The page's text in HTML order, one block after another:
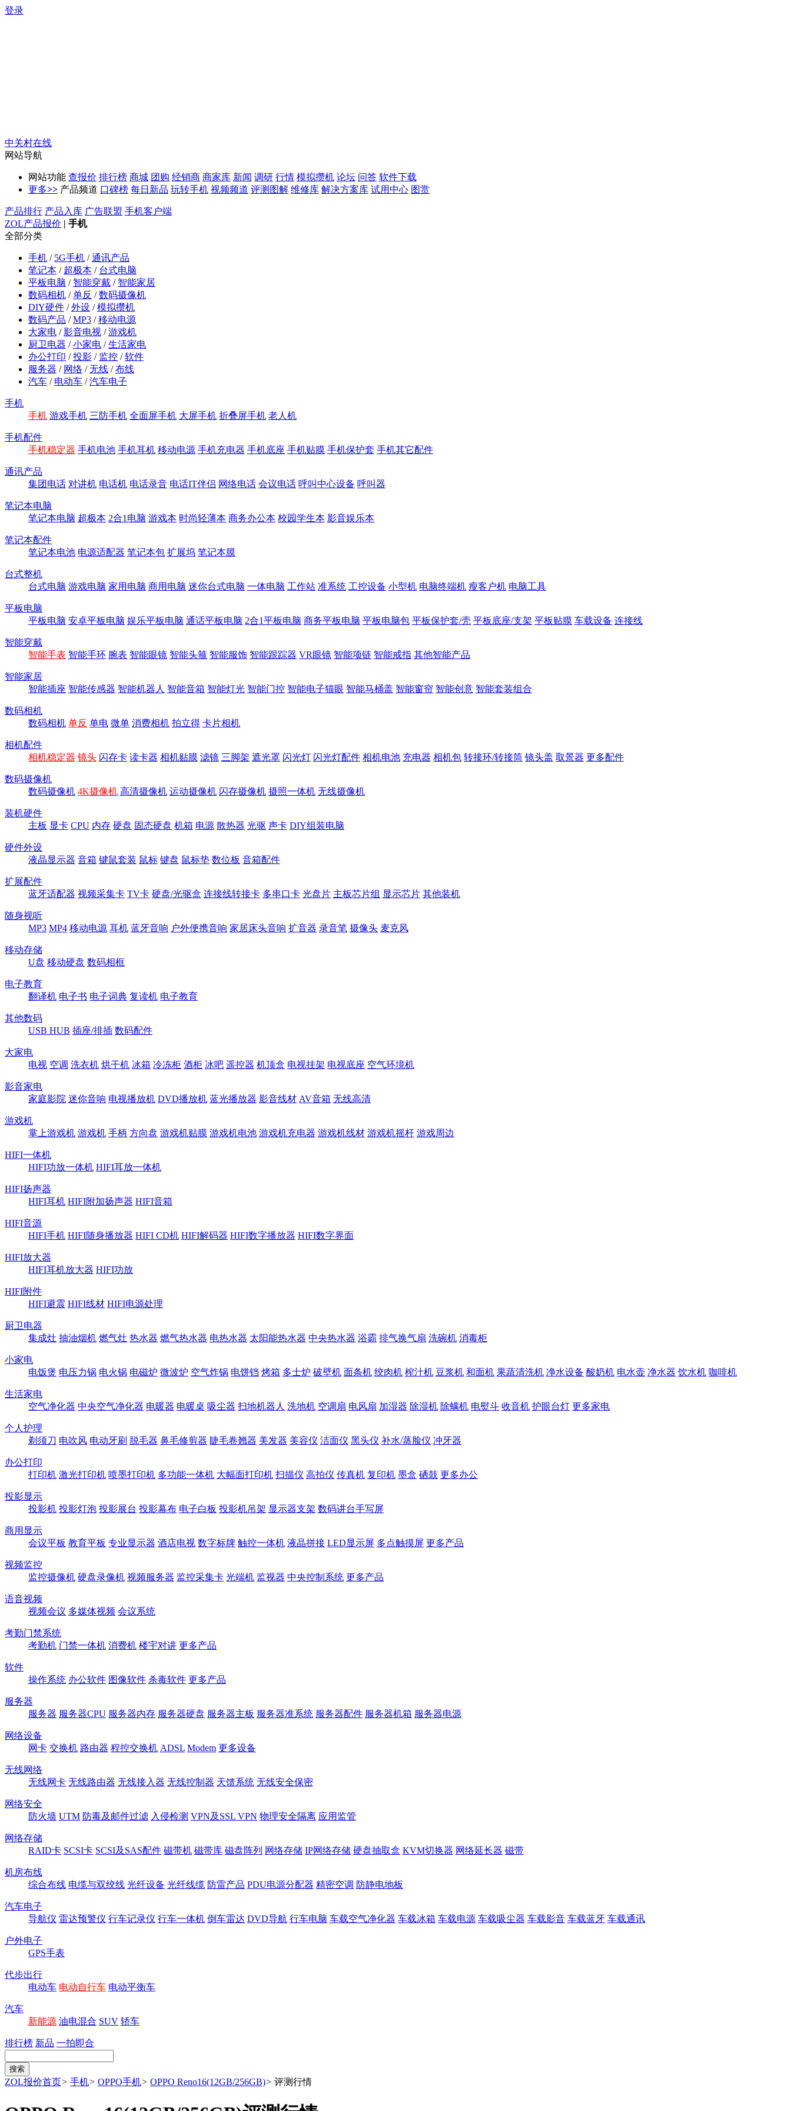
登录
中关村在线
网站导航
网站功能 查报价 排行榜 商城 团购 经销商 商家库 新闻 调研 行情 模拟攒机 论坛 问答 软件下载
更多>> 产品频道 口碑榜 每日新品 玩转手机 视频频道 评测图解 维修库 解决方案库 试用中心 图赏
产品排行 产品入库 广告联盟 手机客户端
ZOL产品报价 | 手机
全部分类
手机 / 5G手机 /通讯产品
笔记本 / 超极本 / 台式电脑
平板电脑 / 智能穿戴 / 智能家居
数码相机 /单反 /数码摄像机
DIY硬件 /外设 /模拟攒机
数码产品 /MP3 /移动电源
大家电 /影音电视 /游戏机
厨卫电器 /小家电 /生活家电
办公打印 /投影 / 监控 /软件
服务器 / 网络 /无线 /布线
汽车 / 电动车 /汽车电子
手机
手机 游戏手机 三防手机 全面屏手机 大屏手机 折叠屏手机 老人机
手机配件
手机稳定器 手机电池 手机耳机 移动电源 手机充电器 手机底座 手机贴膜 手机保护套 手机其它配件
通讯产品
集团电话 对讲机 电话机 电话录音 电话IT伴侣 网络电话 会议电话 呼叫中心设备 呼叫器
笔记本电脑
笔记本电脑 超极本 2合1电脑 游戏本 时尚轻薄本 商务办公本 校园学生本 影音娱乐本
笔记本配件
笔记本电池 电源适配器 笔记本包 扩展坞 笔记本膜
台式整机
台式电脑 游戏电脑 家用电脑 商用电脑 迷你台式电脑 一体电脑 工作站 准系统 工控设备 小型机 电脑终端机 瘦客户机 电脑工具
平板电脑
平板电脑 安卓平板电脑 娱乐平板电脑 通话平板电脑 2合1平板电脑 商务平板电脑 平板电脑包 平板保护套/壳 平板底座/支架 平板贴膜 车载设备 连接线
智能穿戴
智能手表 智能手环 腕表 智能眼镜 智能头箍 智能服饰 智能跟踪器 VR眼镜 智能项链 智能戒指 其他智能产品
智能家居
智能插座 智能传感器 智能机器人 智能音箱 智能灯光 智能门控 智能电子猫眼 智能马桶盖 智能窗帘 智能创意 智能套装组合
数码相机
数码相机 单反 单电 微单 消费相机 拍立得 卡片相机
相机配件
相机稳定器 镜头 闪存卡 读卡器 相机贴膜 滤镜 三脚架 遮光罩 闪光灯 闪光灯配件 相机电池 充电器 相机包 转接环/转接筒 镜头盖 取景器 更多配件
数码摄像机
数码摄像机 4K摄像机 高清摄像机 运动摄像机 闪存摄像机 摄照一体机 无线摄像机
装机硬件
主板 显卡 CPU 内存 硬盘 固态硬盘 机箱 电源 散热器 光驱 声卡 DIY组装电脑
硬件外设
液晶显示器 音箱 键鼠套装 鼠标 键盘 鼠标垫 数位板 音箱配件
扩展配件
蓝牙适配器 视频采集卡 TV卡 硬盘/光驱盒 连接线转接卡 多串口卡 光盘片 主板芯片组 显示芯片 其他装机
随身视听
MP3 MP4 移动电源 耳机 蓝牙音响 户外便携音响 家居床头音响 扩音器 录音笔 摄像头 麦克风
移动存储
U盘 移动硬盘 数码相框
电子教育
翻译机 电子书 电子词典 复读机 电子教育
其他数码
USB HUB 插座/排插 数码配件
大家电
电视 空调 洗衣机 烘干机 冰箱 冷冻柜 酒柜 冰吧 遥控器 机顶盒 电视挂架 电视底座 空气环境机
影音家电
家庭影院 迷你音响 电视播放机 DVD播放机 蓝光播放器 影音线材 AV音箱 无线高清
游戏机
掌上游戏机 游戏机 手柄 方向盘 游戏机贴膜 游戏机电池 游戏机充电器 游戏机线材 游戏机摇杆 游戏周边
HIFI一体机
HIFI功放一体机 HIFI耳放一体机
HIFI扬声器
HIFI耳机 HIFI附加扬声器 HIFI音箱
HIFI音源
HIFI手机 HIFI随身播放器 HIFI CD机 HIFI解码器 HIFI数字播放器 HIFI数字界面
HIFI放大器
HIFI耳机放大器 HIFI功放
HIFI附件
HIFI避震 HIFI线材 HIFI电源处理
厨卫电器
集成灶 抽油烟机 燃气灶 热水器 燃气热水器 电热水器 太阳能热水器 中央热水器 浴霸 排气换气扇 洗碗机 消毒柜
小家电
电饭煲 电压力锅 电火锅 电磁炉 微波炉 空气炸锅 电饼铛 烤箱 多士炉 破壁机 面条机 绞肉机 榨汁机 豆浆机 和面机 果蔬清洗机 净水设备 酸奶机 电水壶 净水器 饮水机 咖啡机
生活家电
空气净化器 中央空气净化器 电暖器 电暖桌 吸尘器 扫地机器人 洗地机 空调扇 电风扇 加湿器 除湿机 除螨机 电熨斗 收音机 护眼台灯 更多家电
个人护理
剃须刀 电吹风 电动牙刷 脱毛器 鼻毛修剪器 睫毛卷翘器 美发器 美容仪 洁面仪 黑头仪 补水/蒸脸仪 冲牙器
办公打印
打印机 激光打印机 喷墨打印机 多功能一体机 大幅面打印机 扫描仪 高拍仪 传真机 复印机 墨盒 硒鼓 更多办公
投影显示
投影机 投影灯泡 投影展台 投影幕布 电子白板 投影机吊架 显示器支架 数码讲台手写屏
商用显示
会议平板 教育平板 专业显示器 酒店电视 数字标牌 触控一体机 液晶拼接 LED显示屏 多点触摸屏 更多产品
视频监控
监控摄像机 硬盘录像机 视频服务器 监控采集卡 光端机 监视器 中央控制系统 更多产品
语音视频
视频会议 多媒体视频 会议系统
考勤门禁系统
考勤机 门禁一体机 消费机 楼宇对讲 更多产品
软件
操作系统 办公软件 图像软件 杀毒软件 更多产品
服务器
服务器 服务器CPU 服务器内存 服务器硬盘 服务器主板 服务器准系统 服务器配件 服务器机箱 服务器电源
网络设备
网卡 交换机 路由器 程控交换机 ADSL Modem 更多设备
无线网络
无线网卡 无线路由器 无线接入器 无线控制器 天馈系统 无线安全保密
网络安全
防火墙 UTM 防毒及邮件过滤 入侵检测 VPN及SSL VPN 物理安全隔离 应用监管
网络存储
RAID卡 SCSI卡 SCSI及SAS配件 磁带机 磁带库 磁盘阵列 网络存储 IP网络存储 硬盘抽取盒 KVM切换器 网络延长器 磁带
机房布线
综合布线 电缆与双绞线 光纤设备 光纤线缆 防雷产品 PDU电源分配器 精密空调 防静电地板
汽车电子
导航仪 雷达预警仪 行车记录仪 行车一体机 倒车雷达 DVD导航 行车电脑 车载空气净化器 车载冰箱 车载电源 车载吸尘器 车载影音 车载蓝牙 车载通讯
户外电子
GPS手表
代步出行
电动车 电动自行车 电动平衡车
汽车
新能源 油电混合 SUV 轿车
排行榜 新品 一拍即合
ZOL报价首页> 手机> OPPO手机> OPPO Reno16(12GB/256GB)> 评测行情